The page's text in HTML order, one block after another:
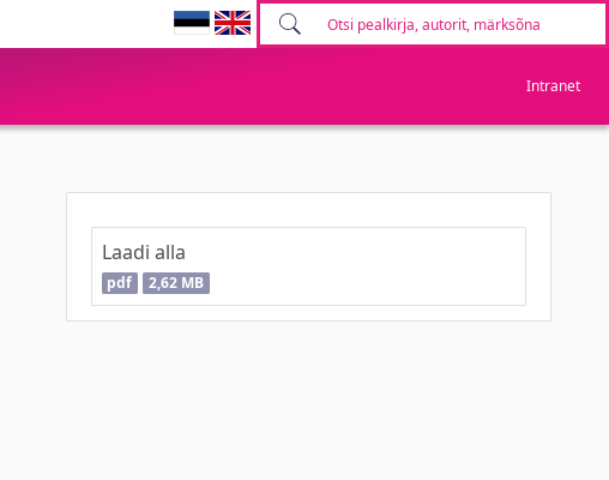
Intranet
Laadi alla
pdf 2,62 MB